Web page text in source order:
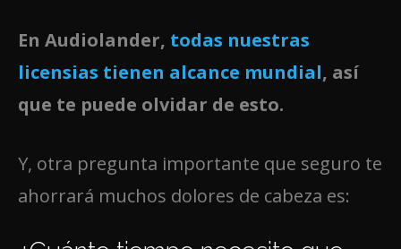
En Audiolander, todas nuestras
licensias tienen alcance mundial, así
que te puede olvidar de esto.
Y, otra pregunta importante que seguro te
ahorrará muchos dolores de cabeza es: